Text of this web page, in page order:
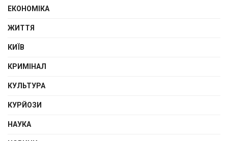
ЕКОНОМІКА
ЖИТТЯ
КИЇВ
КРИМІНАЛ
КУЛЬТУРА
КУРЙОЗИ
НАУКА